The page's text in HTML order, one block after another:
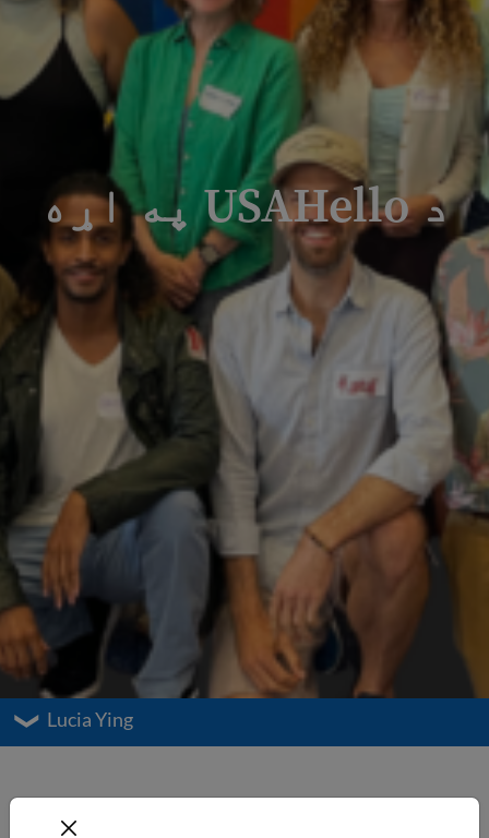
د USAHello په اړه
Lucia Ying